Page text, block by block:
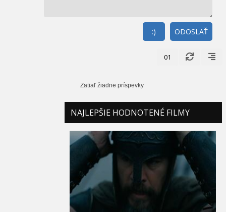
ODOSLAŤ
:)
01
Zatiaľ žiadne príspevky
NAJLEPŠIE HODNOTENÉ FILMY